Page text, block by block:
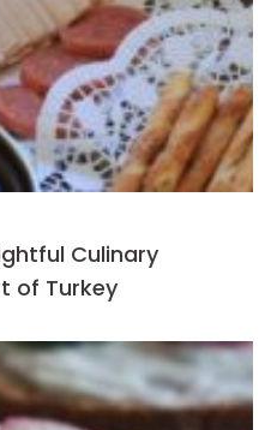
Culinary
of Turkey